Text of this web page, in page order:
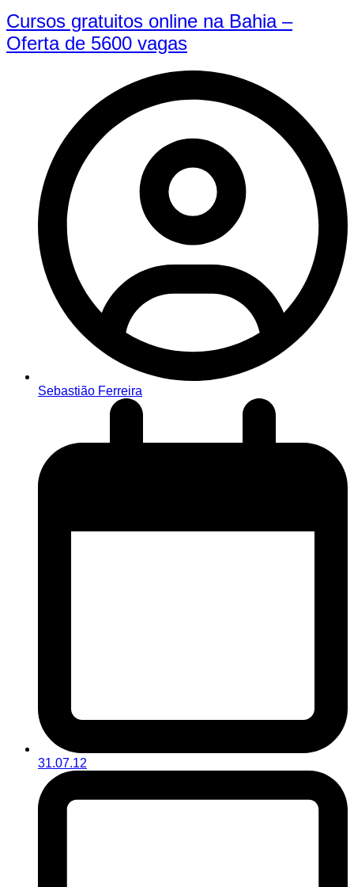
Cursos gratuitos online na Bahia –
Oferta de 5600 vagas
Sebastião Ferreira
31.07.12